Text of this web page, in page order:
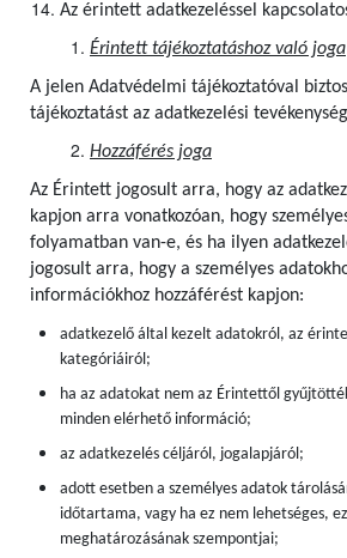
Az érintett adatkezeléssel
Érintett tájékoztatáshoz való joga
A jelen Adatvédelmi tájékoztatóval
tájékoztatást az adatkezelési
Hozzáférés joga
Az Érintett jogosult arra, hogy az
kapjon arra vonatkozóan, hogy
folyamatban van-e, és ha ilyen
jogosult arra, hogy a személyes
információkhoz hozzáférést kapjon:
adatkezelő által kezelt adatokról, az
kategóriáiról;
ha az adatokat nem az Érintettől
minden elérhető információ;
az adatkezelés céljáról, jogalapjáról;
adott esetben a személyes adatok
időtartama, vagy ha ez nem lehetséges,
meghatározásának szempontjai;